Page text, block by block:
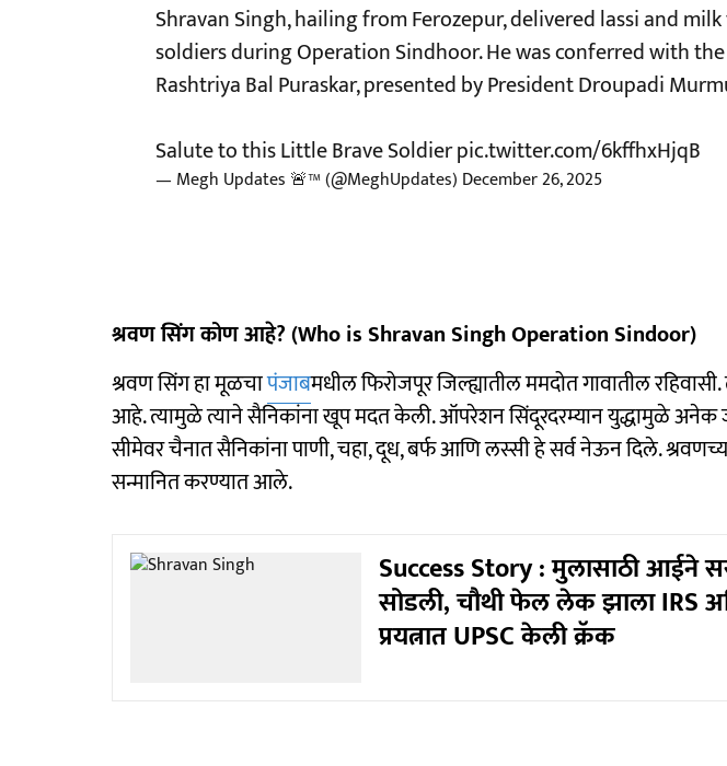
Shravan Singh, hailing from Ferozepur, delivered lassi and
soldiers during Operation Sindhoor. He was conferred with
Rashtriya Bal Puraskar, presented by President Droupadi
Salute to this Little Brave Soldierpic.twitter.com/6kffhxHjqB
— Megh Updates 🚨™ (@MeghUpdates) December 26, 2025
श्रवण सिंग कोण आहे? (Who is Shravan Singh Operation Sindoor)
श्रवण सिंग हा मूळचापंजाबमधील फिरोजपूर जिल्ह्यातील ममदोत गावातील
आहे. त्यामुळे त्याने सैनिकांना खूप मदत केली. ऑपरेशन सिंदूरदरम्यान युद्धामुळे अनेक
सीमेवर चैनात सैनिकांना पाणी, चहा, दूध, बर्फ आणि लस्सी हे सर्व नेऊन दिले.
सन्मानित करण्यात आले.
Success Story : मुलासाठी आईने
सोडली, चौथी फेल लेक झाला IRS
प्रयत्नात UPSC केली क्रॅक